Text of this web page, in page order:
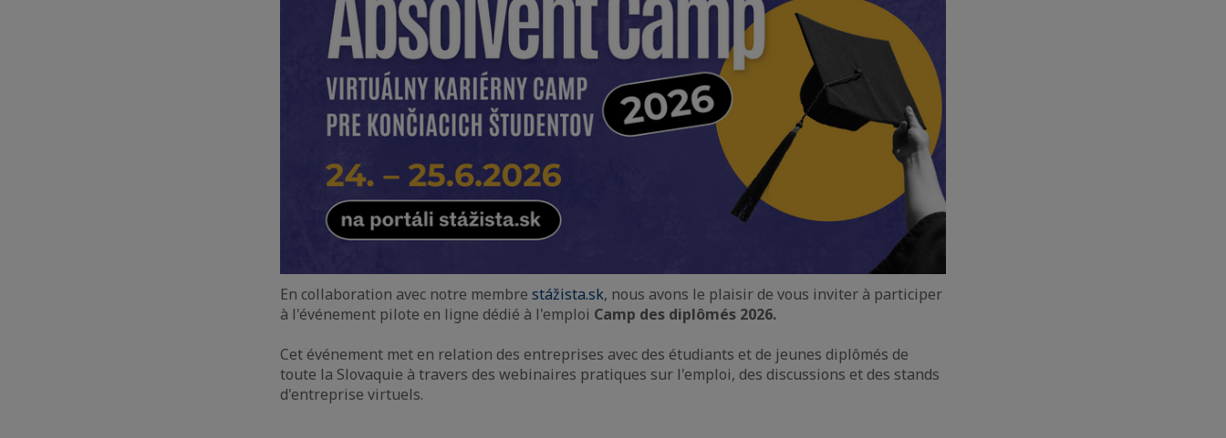
En collaboration avec notre membre stážista.sk, nous avons le plaisir de vous inviter à participer
à l'événement pilote en ligne dédié à l'emploi Camp des diplômés 2026.
Cet événement met en relation des entreprises avec des étudiants et de jeunes diplômés de
toute la Slovaquie à travers des webinaires pratiques sur l'emploi, des discussions et des stands
d'entreprise virtuels.